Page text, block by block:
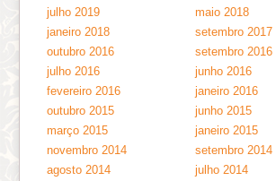
julho 2019
maio 2018
janeiro 2018
setembro 2017
outubro 2016
setembro 2016
julho 2016
junho 2016
fevereiro 2016
janeiro 2016
outubro 2015
junho 2015
março 2015
janeiro 2015
novembro 2014
setembro 2014
agosto 2014
julho 2014